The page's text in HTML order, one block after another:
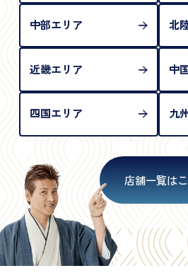
中部エリア 北
近畿エリア 中
四国エリア 九
店舗一覧は